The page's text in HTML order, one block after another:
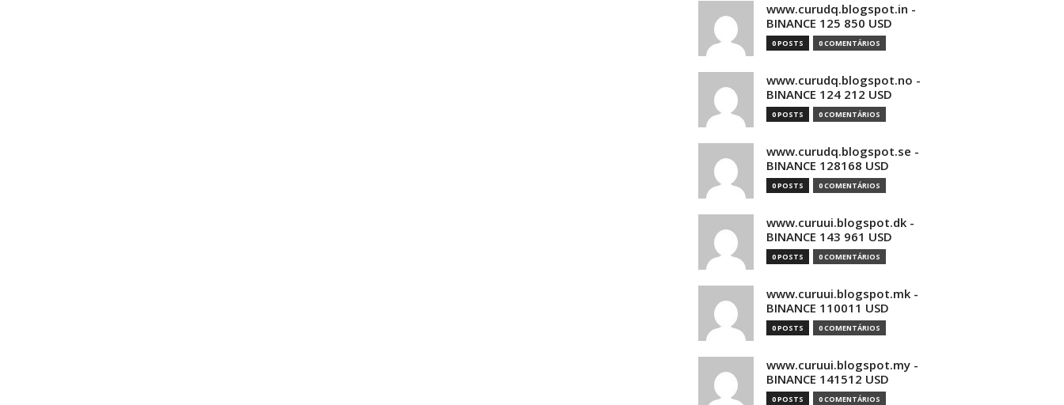
www.curudq.blogspot.in -
BINANCE 125 850 USD
0 POSTS 0 COMENTÁRIOS
www.curudq.blogspot.no -
BINANCE 124 212 USD
0 POSTS 0 COMENTÁRIOS
www.curudq.blogspot.se -
BINANCE 128168 USD
0 POSTS 0 COMENTÁRIOS
www.curuui.blogspot.dk -
BINANCE 143 961 USD
0 POSTS 0 COMENTÁRIOS
www.curuui.blogspot.mk -
BINANCE 110011 USD
0 POSTS 0 COMENTÁRIOS
www.curuui.blogspot.my -
BINANCE 141512 USD
0 POSTS 0 COMENTÁRIOS